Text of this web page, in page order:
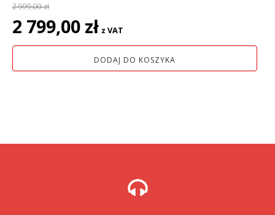
2 999,00zł
Pierwotna
cena
wynosiła:
2 799,00 zł cena
wynosi:
2
z VAT
DODAJ DO KOSZYKA